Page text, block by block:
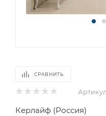
СРАВНИТЬ
Керлайф (Россия)